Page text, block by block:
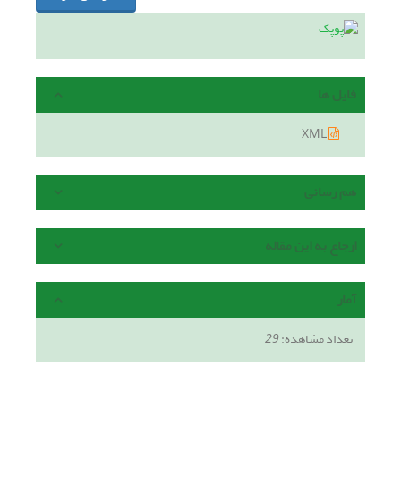
فایل ها
هم رسانی
ارجاع به این مقاله
آمار
تعداد مشاهده:29